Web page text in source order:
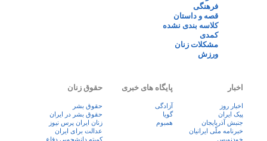
فرهنگی
قصه و داستان
کلاسه بندی نشده
کمدی
مشکلات زنان
ورزش
اخبار
اخبار روز
پيک ايران
جنبش آذربایجان
خبرنامه ملّی ایرانیان
خودنویس
پایگاه های خبری
آزادگی
گویا
همبوم
حقوق زنان
حقوق بشر
حقوق بشر در ایران
زنان ايران پرس نيوز
عدالت برای ایران
کمیته دانشجویی دفاع